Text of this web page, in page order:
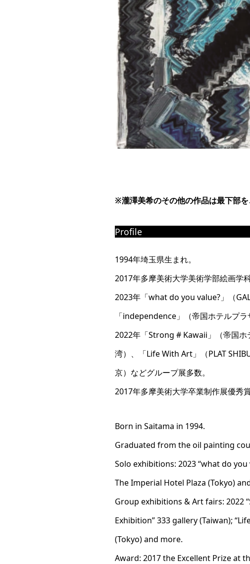
※瀧澤美希のその他の作品は最下部
Profile
1994年埼玉県生まれ。
2017年多摩美術大学美術学部絵画学
2023年「what do you value?」（
「independence」（帝国ホテルプラ
2022年「Strong # Kawaii」（帝国
湾）、「Life With Art」（PLAT
京）などグループ展多数。
2017年多摩美術大学卒業制作展優秀賞
Born in Saitama in 1994.
Graduated from the oil painting
Solo exhibitions: 2023 “what do you
The Imperial Hotel Plaza (Tokyo)
Group exhibitions & Art fairs: 2022
Exhibition” 333 gallery (Taiwan);
(Tokyo) and more.
Award: 2017 the Excellent Prize at